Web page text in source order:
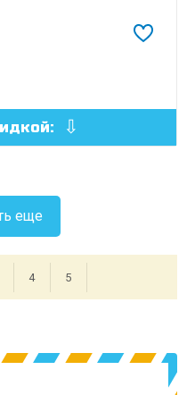
еще
4 5